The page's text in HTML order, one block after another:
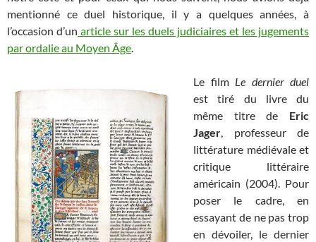
mentionné ce duel historique, il y a quelques années, à
l’occasion d’un article sur les duels judiciaires et les jugements
par ordalie au Moyen Âge.
Le film Le dernier duel
est tiré du livre du
même titre de Eric
Jager, professeur de
littérature médiévale et
critique littéraire
américain (2004). Pour
poser le cadre, en
essayant de ne pas trop
en dévoiler, le dernier